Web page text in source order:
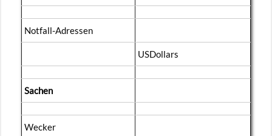
Not­fall-Adres­sen
US­Dol­lars
Sa­chen
We­cker